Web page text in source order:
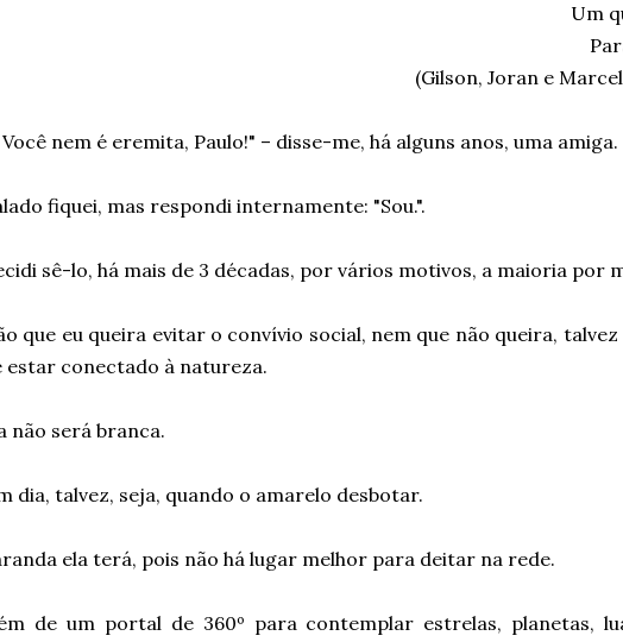
Um
(Gilson, Joran e
nem é eremita, Paulo!" – disse-me, há alguns anos, uma amiga.
fiquei, mas respondi internamente: "Sou.".
sê-lo, há mais de 3 décadas, por vários motivos, a maioria por
que eu queira evitar o convívio social, nem que não queira, talvez
estar conectado à natureza.
não será branca.
dia, talvez, seja, quando o amarelo desbotar.
ela terá, pois não há lugar melhor para deitar na rede.
de um portal de 360º para contemplar estrelas, planetas,